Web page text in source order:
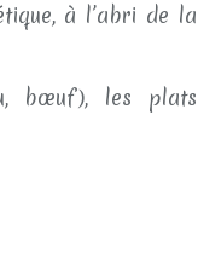
à l’abri de la
bœuf), les plats